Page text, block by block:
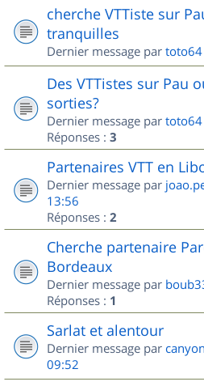
cherche VTTiste sur
tranquilles
Dernier message par toto64
Des VTTistes sur Pau
sorties?
Dernier message par toto64
Réponses : 3
Partenaires VTT en
Dernier message par
13:56
Réponses : 2
Cherche partenaire
Bordeaux
Dernier message par
Réponses : 1
Sarlat et alentour
Dernier message par
09:52